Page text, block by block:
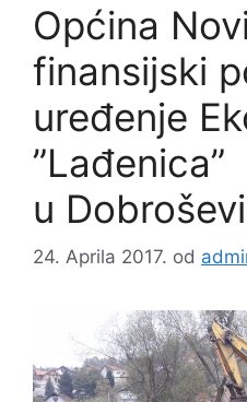
Općina
finansijski
uređenje
”Lađenica”
u
24. Aprila 2017. od